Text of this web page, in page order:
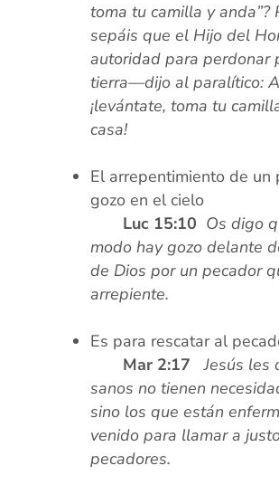
toma tu camilla y anda”?
sepáis que el Hijo del
autoridad para perdonar
tierra—dijo al paralítico:
¡levántate, toma tu
casa!
El arrepentimiento de un
gozo en el cielo
Luc 15:10 Os digo
modo hay gozo delante
de Dios por un pecador
arrepiente.
Es para rescatar al
Mar 2:17
Jesús
sanos no tienen
sino los que están
venido para llamar a
pecadores.